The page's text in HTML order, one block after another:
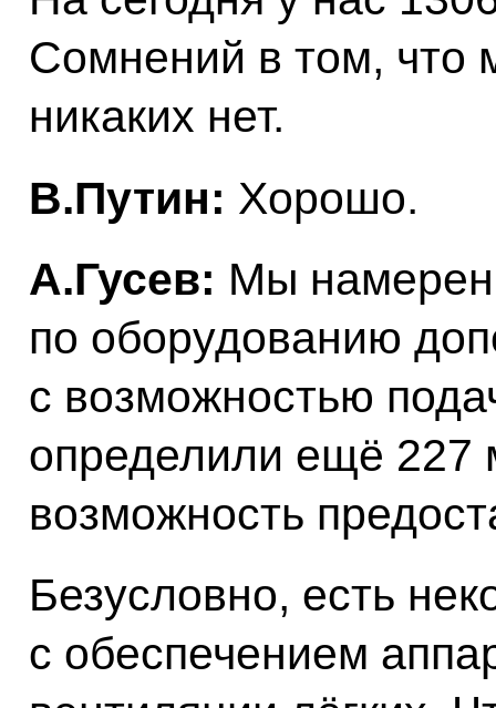
Сомнений в том, что
никаких нет.
В.Путин: Хорошо.
А.Гусев: Мы
по оборудованию
с возможностью
определили ещё 227
возможность
Безусловно, есть
с обеспечением